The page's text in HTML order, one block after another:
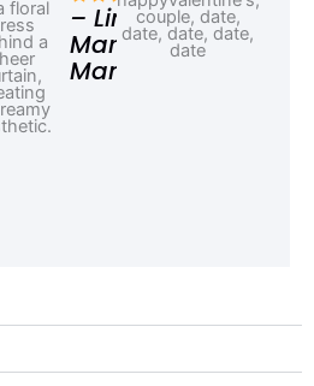
– Linda,
Marketing
Manager